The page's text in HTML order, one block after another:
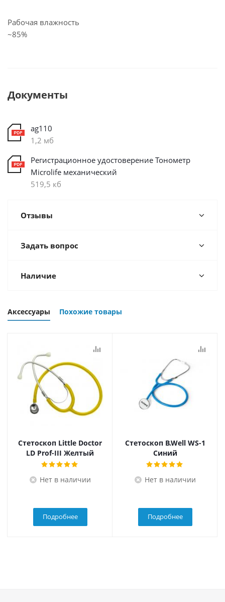
Рабочая влажность
~85%
Документы
ag110
1,2 мб
Регистрационное удостоверение Тонометр
Microlife механический
519,5 кб
Отзывы
Задать вопрос
Наличие
Аксессуары Похожие товары
Стетоскоп Little Doctor
LD Prof-III Желтый
Нет в наличии
Подробнее
Стетоскоп B.Well WS-1
Синий
Нет в наличии
Подробнее